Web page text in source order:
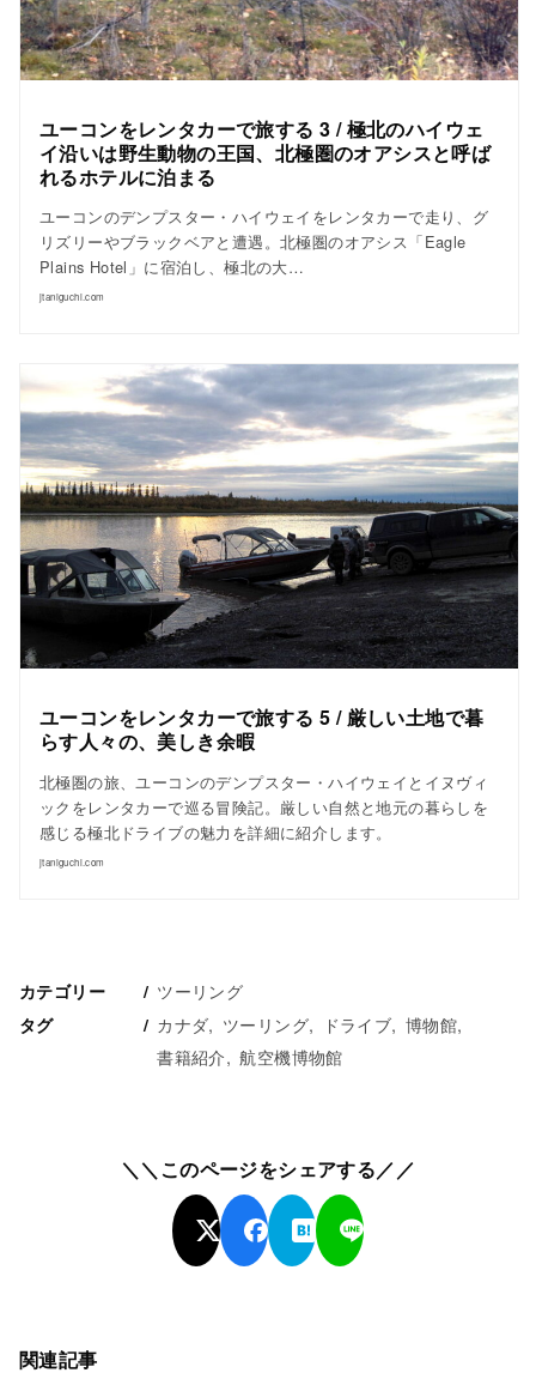
ユーコンをレンタカーで旅する 3 / 極北のハイウェ
イ沿いは野生動物の王国、北極圏のオアシスと呼ば
れるホテルに泊まる
ユーコンのデンプスター・ハイウェイをレンタカーで走り、グ
リズリーやブラックベアと遭遇。北極圏のオアシス「Eagle
Plains Hotel」に宿泊し、極北の大…
jtaniguchi.com
ユーコンをレンタカーで旅する 5 / 厳しい土地で暮
らす人々の、美しき余暇
北極圏の旅、ユーコンのデンプスター・ハイウェイとイヌヴィ
ックをレンタカーで巡る冒険記。厳しい自然と地元の暮らしを
感じる極北ドライブの魅力を詳細に紹介します。
jtaniguchi.com
カテゴリー ツーリング
タグ カナダ ツーリング ドライブ 博物館
書籍紹介
航空機博物館
＼＼このページをシェアする／／
関連記事